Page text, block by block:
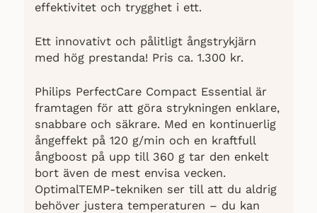
effektivitet och trygghet i ett.
Ett innovativt och pålitligt ångstrykjärn
med hög prestanda! Pris ca. 1.300 kr.
Philips PerfectCare Compact Essential är
framtagen för att göra strykningen enklare,
snabbare och säkrare. Med en kontinuerlig
ångeffekt på 120 g/min och en kraftfull
ångboost på upp till 360 g tar den enkelt
bort även de mest envisa vecken.
OptimalTEMP-tekniken ser till att du aldrig
behöver justera temperaturen – du kan